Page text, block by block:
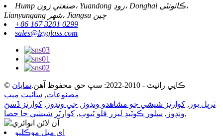
Hump ​​صنعتي زون، Yuandong روڊ، Donghai ڪائونٽي،
Lianyungang شهر، Jiangsu چين
+86 167 3201 0299
sales@lzyglass.com
© ڪاپي رائيٽ - 2010-2022: سڀ حق محفوظ آهن.
نمايان
مصنوعات, سائيٽ ميپ
ٽرپل بور , کوارٽز شيشي جو مشاهدو ونڊوز , جي ونڊوز , کوارٽز ڏسڻ
ونڊوز , سلور ڪوٽيڊ ليزر فلو ٽيوب, کوارٽز شيشي جا حصا ,
اي ميل موڪليو